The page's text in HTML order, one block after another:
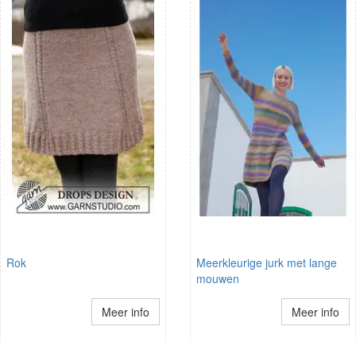
Rok
Meer info
Meerkleurige jurk met lange
mouwen
Meer info